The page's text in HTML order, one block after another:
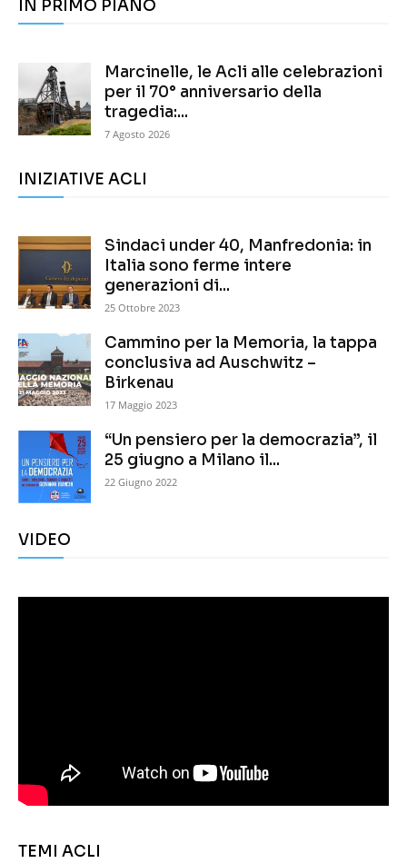
IN PRIMO PIANO
Marcinelle, le Acli alle celebrazioni
per il 70° anniversario della
tragedia:...
7 Agosto 2026
INIZIATIVE ACLI
Sindaci under 40, Manfredonia: in
Italia sono ferme intere
generazioni di...
25 Ottobre 2023
Cammino per la Memoria, la tappa
conclusiva ad Auschwitz –
Birkenau
17 Maggio 2023
“Un pensiero per la democrazia”, il
25 giugno a Milano il...
22 Giugno 2022
VIDEO
TEMI ACLI